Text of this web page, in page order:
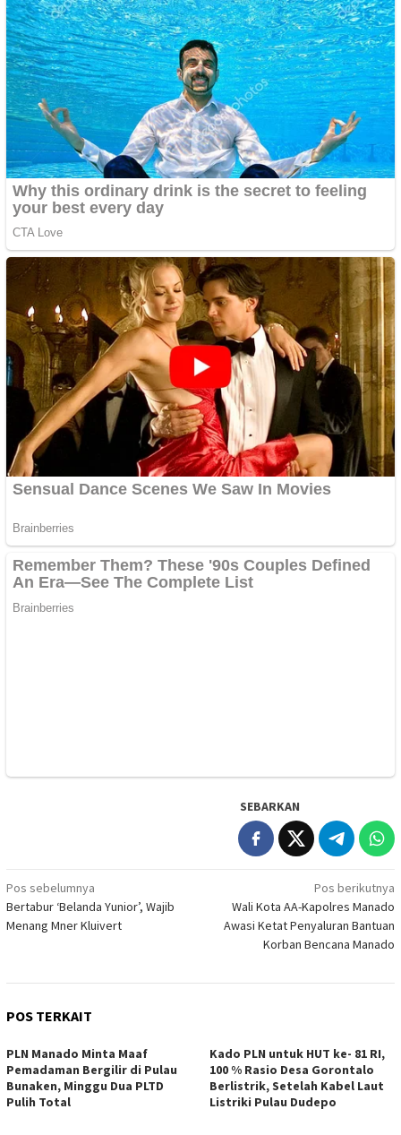
SEBARKAN
Navigasi
pos
Pos sebelumnya
Bertabur ‘Belanda Yunior’, Wajib
Menang Mner Kluivert
Pos berikutnya
Wali Kota AA-Kapolres Manado
Awasi Ketat Penyaluran Bantuan
Korban Bencana Manado
POS TERKAIT
PLN Manado Minta Maaf
Pemadaman Bergilir di Pulau
Bunaken, Minggu Dua PLTD
Pulih Total
Kado PLN untuk HUT ke- 81 RI,
100 % Rasio Desa Gorontalo
Berlistrik, Setelah Kabel Laut
Listriki Pulau Dudepo